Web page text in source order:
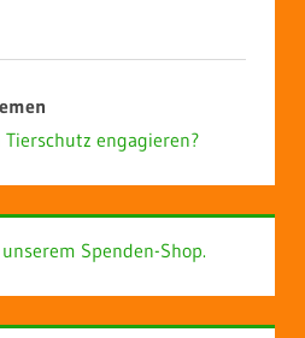
engagieren?